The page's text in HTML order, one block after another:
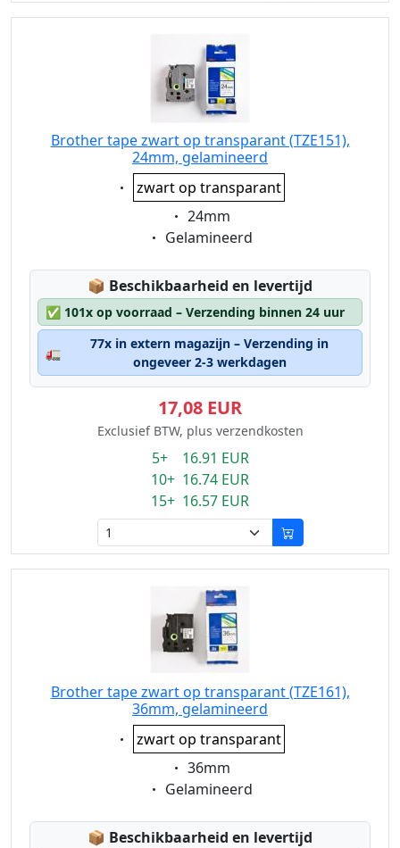
Brother tape zwart op transparant (TZE151),
24mm, gelamineerd
Eigenschaft:
zwart op transparant
Eigenschaft:
24mm
Eigenschaft:
Gelamineerd
📦 Lagerstatus:
Beschikbaarheid en levertijd
✅ 101x op voorraad – Verzending binnen 24 uur
🚛
77x in extern magazijn – Verzending in
ongeveer 2-3 werkdagen
17,08 EUR
Exclusief BTW, plus verzendkosten
5+ 16.91 EUR
10+ 16.74 EUR
15+ 16.57 EUR
Brother tape zwart op transparant (TZE161),
36mm, gelamineerd
Eigenschaft:
zwart op transparant
Eigenschaft:
36mm
Eigenschaft:
Gelamineerd
📦 Lagerstatus:
Beschikbaarheid en levertijd